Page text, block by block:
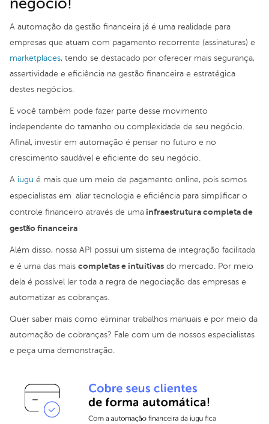
negócio!
A automação da gestão financeira já é uma realidade para
empresas que atuam com pagamento recorrente (assinaturas) e
marketplaces, tendo se destacado por oferecer mais segurança,
assertividade e eficiência na gestão financeira e estratégica
destes negócios.
E você também pode fazer parte desse movimento
independente do tamanho ou complexidade de seu negócio.
Afinal, investir em automação é pensar no futuro e no
crescimento saudável e eficiente do seu negócio.
A iugu é mais que um meio de pagamento online, pois somos
especialistas em aliar tecnologia e eficiência para simplificar o
controle financeiro através de uma infraestrutura completa de
gestão financeira
Além disso, nossa API possui um sistema de integração facilitada
e é uma das mais completas e intuitivas do mercado. Por meio
dela é possível ler toda a regra de negociação das empresas e
automatizar as cobranças.
Quer saber mais como eliminar trabalhos manuais e por meio da
automação de cobranças? Fale com um de nossos especialistas
e peça uma demonstração.